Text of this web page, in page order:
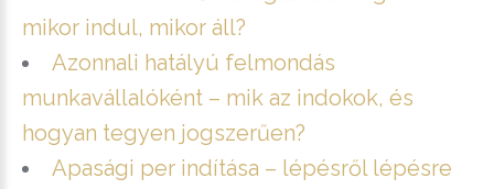
mikor indul, mikor áll?
Azonnali hatályú felmondás
munkavállalóként – mik az indokok, és
hogyan tegyen jogszerűen?
Apasági per indítása – lépésről lépésre